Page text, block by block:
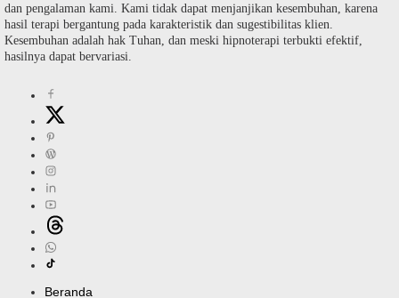
dan pengalaman kami. Kami tidak dapat menjanjikan kesembuhan, karena
hasil terapi bergantung pada karakteristik dan sugestibilitas klien.
Kesembuhan adalah hak Tuhan, dan meski hipnoterapi terbukti efektif,
hasilnya dapat bervariasi.
Beranda